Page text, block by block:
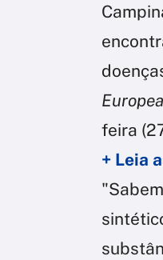
feira
+ Leia